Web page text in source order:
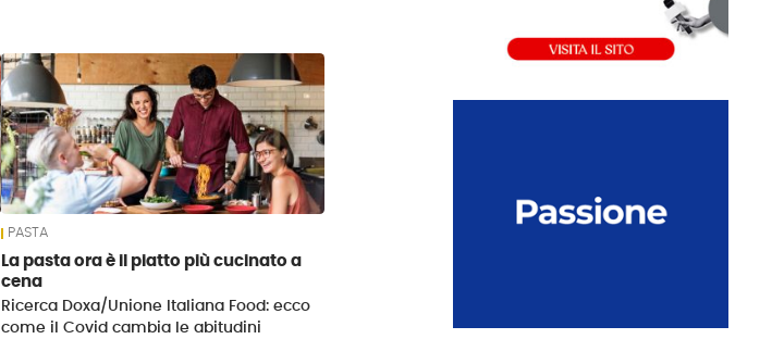
PASTA
La pasta ora è il piatto più cucinato a
cena
Ricerca Doxa/Unione Italiana Food: ecco
come il Covid cambia le abitudini